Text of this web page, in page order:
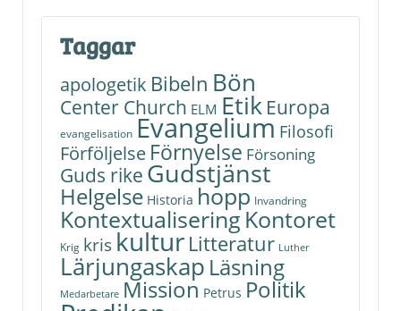
Taggar
apologetik Bibeln Bön
Center Church ELM Etik Europa
evangelisation Evangelium Filosofi
Förföljelse Förnyelse Försoning
Guds rike Gudstjänst
Helgelse Historia hopp Invandring
KontextualiseringKontoret
Krig kris kultur Litteratur Luther
Lärjungaskap Läsning
Medarbetare Mission Petrus Politik